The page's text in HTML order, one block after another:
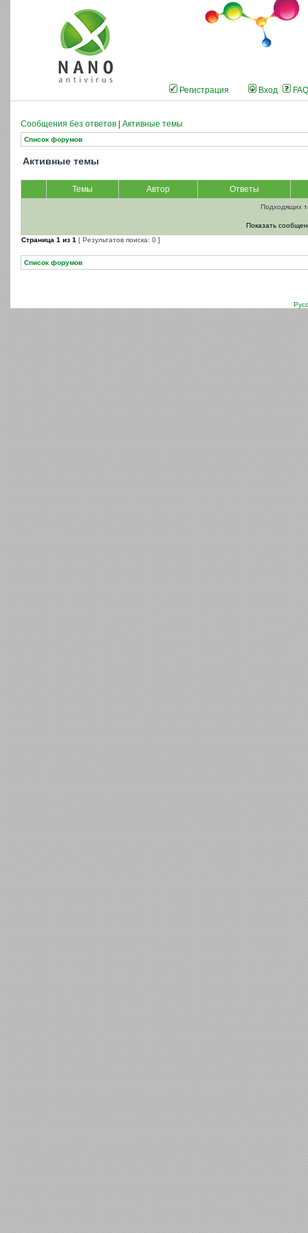
Регистрация Вход FAQ
Сообщения без ответов Активные темы
Список форумов
Активные темы
Темы Автор Ответы
Подходящих
Показать
Страница 1 из 1 [ Результатов поиска: 0 ]
Список форумов